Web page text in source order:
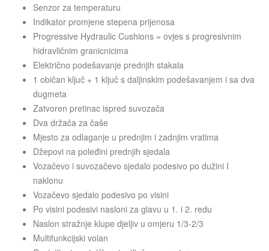
Senzor za temperaturu
Indikator promjene stepena prijenosa
Progressive Hydraulic Cushions = ovjes s progresivnim
hidravličnim granicnicima
Električno podešavanje prednjih stakala
1 običan ključ + 1 ključ s daljinskim podešavanjem i sa dva
dugmeta
Zatvoren pretinac ispred suvozača
Dva držača za čaše
Mjesto za odlaganje u prednjim i zadnjim vratima
Džepovi na poleđini prednjih sjedala
Vozačevo i suvozačevo sjedalo podesivo po dužini I
naklonu
Vozačevo sjedalo podesivo po visini
Po visini podesivi nasloni za glavu u 1. i 2. redu
Naslon stražnje klupe djeljiv u omjeru 1/3-2/3
Multifunkcijski volan